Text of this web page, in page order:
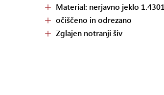
Material: nerjavno jeklo 1.4301
očiščeno in odrezano
Zglajen notranji šiv